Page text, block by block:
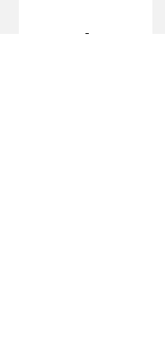
Je gedraagt